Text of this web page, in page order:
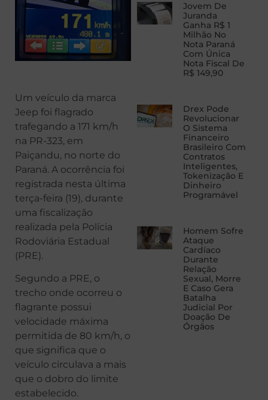
Um veículo da marca
Jeep foi flagrado
trafegando a 171 km/h
na PR-323, em
Paiçandu, no norte do
Paraná. A ocorrência foi
registrada nesta última
terça-feira (19), durante
uma fiscalização
realizada pela Polícia
Rodoviária Estadual
(PRE).
Segundo a PRE, o
trecho onde ocorreu o
flagrante possui
velocidade máxima
permitida de 80 km/h, o
que significa que o
veículo circulava a mais
que o dobro do limite
estabelecido.
Jovem De
Juranda
Ganha R$ 1
Milhão No
Nota Paraná
Com Única
Nota Fiscal De
R$ 149,90
Drex Pode
Revolucionar
O Sistema
Financeiro
Brasileiro Com
Contratos
Inteligentes,
Tokenização E
Dinheiro
Programável
Homem Sofre
Ataque
Cardíaco
Durante
Relação
Sexual, Morre
E Caso Gera
Batalha
Judicial Por
Doação De
Órgãos